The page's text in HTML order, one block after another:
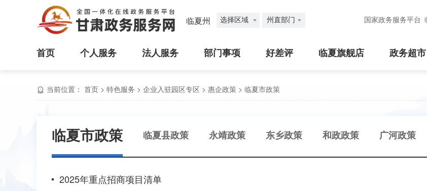
临夏州 选择区域 州直部门 国家政务服务平台
首页 个人服务 法人服务 部门事项 好差评 临夏旗舰店 政务超市
当前位置： 首页 > 特色服务 > 企业入驻园区专区 > 惠企政策 > 临夏市政策
临夏市政策 临夏县政策 永靖政策 东乡政策 和政政策 广河政策
2025年重点招商项目清单